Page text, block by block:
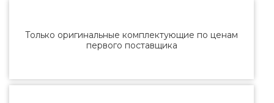
Только оригинальные комплектующие по ценам
первого поставщика